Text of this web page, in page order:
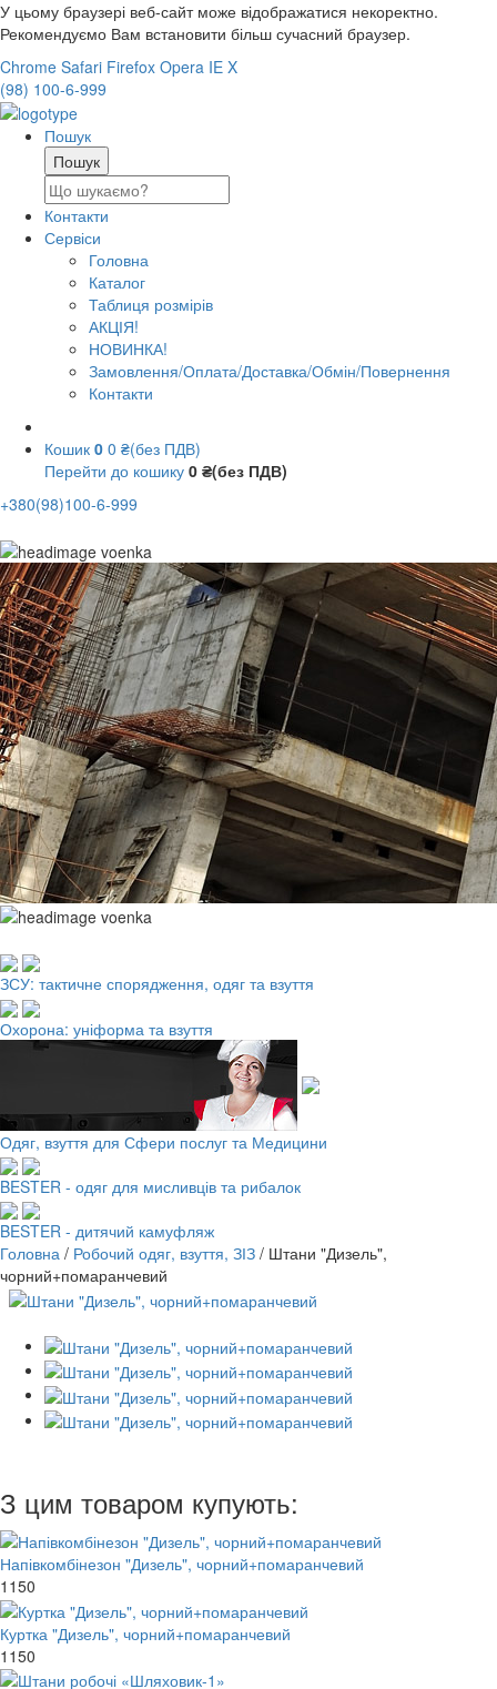
У цьому браузері веб-сайт може відображатися некоректно.
Рекомендуємо Вам встановити більш сучасний браузер.
Chrome Safari Firefox Opera IE X
(98) 100-6-999
Пошук
Контакти
Сервіси
Головна
Каталог
Таблиця розмірів
АКЦІЯ!
НОВИНКА!
Замовлення/Оплата/Доставка/Обмін/Повернення
Контакти
Кошик 0 0 ₴(без ПДВ)
Перейти до кошику 0 ₴(без ПДВ)
+380(98)100-6-999
ЗСУ: тактичне спорядження, одяг та взуття
Охорона: уніформа та взуття
Одяг, взуття для Сфери послуг та Медицини
BESTER - одяг для мисливців та рибалок
BESTER - дитячий камуфляж
Головна / Робочий одяг, взуття, ЗІЗ / Штани "Дизель",
чорний+помаранчевий
З цим товаром купують:
Напівкомбінезон "Дизель", чорний+помаранчевий
1150
Куртка "Дизель", чорний+помаранчевий
1150